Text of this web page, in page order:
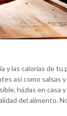
y las calorías de
así como salsas
házlas en casa
del alimento.